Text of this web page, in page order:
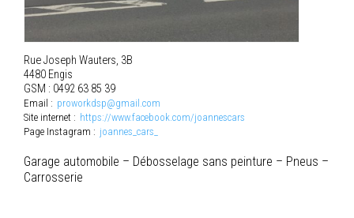
Rue Joseph Wauters, 3B
4480 Engis
GSM : 0492 63 85 39
Email : proworkdsp@gmail.com
Site internet : https://www.facebook.com/joannescars
Page Instagram : joannes_cars_
Garage automobile – Débosselage sans peinture – Pneus –
Carrosserie